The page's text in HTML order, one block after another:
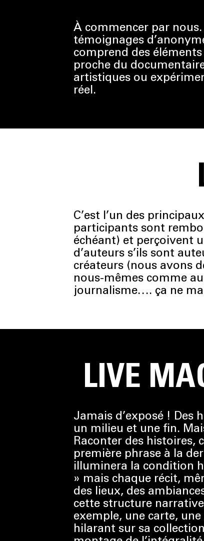
À commencer par
témoignages
comprend des
proche du
artistiques ou
réel.
C’est l’un des
participants sont
échéant) et perçoivent
d’auteurs s’ils sont
créateurs (nous avons
nous-mêmes comme
journalisme…. ça ne
LIVE
Jamais d’exposé ! Des
un milieu et une fin.
Raconter des histoires,
première phrase à la
illuminera la condition
» mais chaque récit,
des lieux, des
cette structure
exemple, une carte,
hilarant sur sa